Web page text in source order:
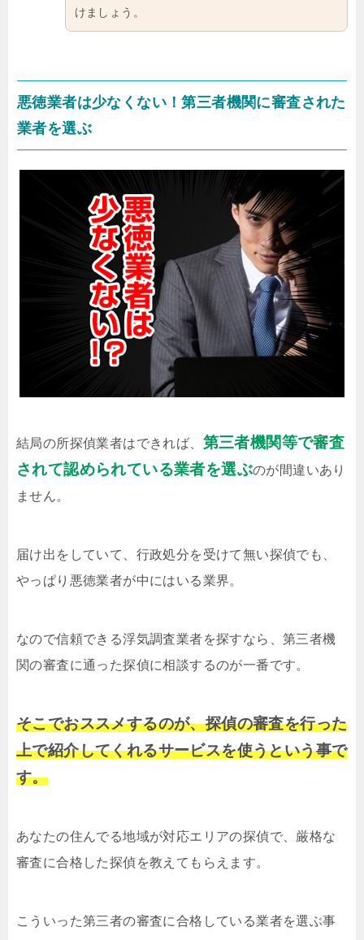
けましょう。
悪徳業者は少なくない！第三者機関に審査された
業者を選ぶ
結局の所探偵業者はできれば、 第三者機関等で審査
されて認められている業者を選ぶのが間違いあり
ません。
届け出をしていて、行政処分を受けて無い探偵でも、
やっぱり悪徳業者が中にはいる業界。
なので信頼できる浮気調査業者を探すなら、第三者機
関の審査に通った探偵に相談するのが一番です。
そこでおススメするのが、探偵の審査を行った
上で紹介してくれるサービスを使うという事で
す。
あなたの住んでる地域が対応エリアの探偵で、厳格な
審査に合格した探偵を教えてもらえます。
こういった第三者の審査に合格している業者を選ぶ事